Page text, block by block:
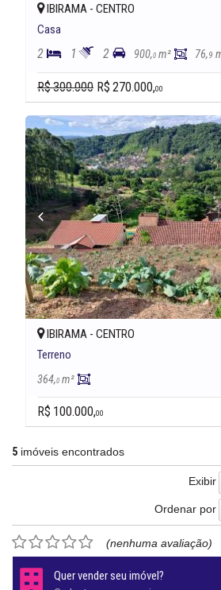
IBIRAMA - CENTRO
Casa
2 1 2 900,0 m² 76,9
R$ 300.000 R$ 270.000,00
IBIRAMA - CENTRO
Terreno
364,0 m²
R$ 100.000,00
5 imóveis encontrados
Exibir
Ordenar por
(nenhuma avaliação)
Quer vender seu imóvel?